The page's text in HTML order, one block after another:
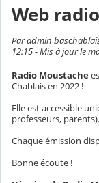
Web radio
Par admin
12:15 - Mis à jour le
Radio Moustache
Chablais en 2022 !
Elle est accessible
professeurs, parents).
Chaque émission
Bonne écoute !